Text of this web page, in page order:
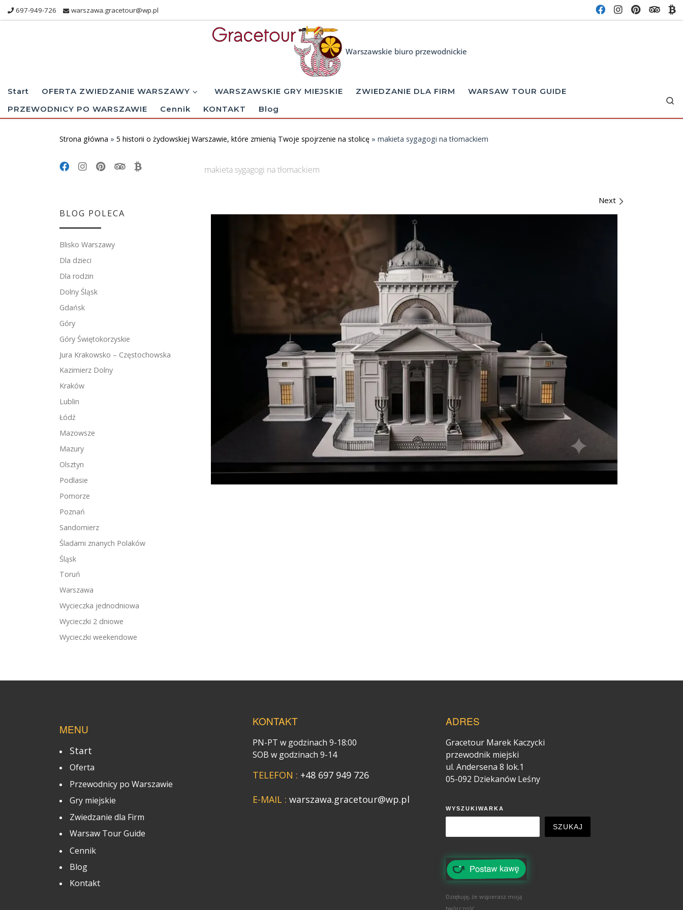
Skip to content
697-949-726 warszawa.gracetour@wp.pl
Warszawskie biuro przewodnickie
Start OFERTA ZWIEDZANIE WARSZAWY WARSZAWSKIE GRY MIEJSKIE ZWIEDZANIE DLA FIRM
WARSAW TOUR GUIDE
PRZEWODNICY PO WARSZAWIE
Cennik KONTAKT Blog
Strona główna » 5 historii o żydowskiej Warszawie, które zmienią Twoje spojrzenie na stolicę » makieta sygagogi na tłomackiem
makieta sygagogi na tłomackiem
Next
BLOG POLECA
Blisko Warszawy
Dla dzieci
Dla rodzin
Dolny Śląsk
Gdańsk
Góry
Góry Świętokorzyskie
Jura Krakowsko – Częstochowska
Kazimierz Dolny
Kraków
Lublin
Łódź
Mazowsze
Mazury
Olsztyn
Podlasie
Pomorze
Poznań
Sandomierz
Śladami znanych Polaków
Śląsk
Toruń
Warszawa
Wycieczka jednodniowa
Wycieczki 2 dniowe
Wycieczki weekendowe
MENU
Start
Oferta
Przewodnicy po Warszawie
Gry miejskie
Zwiedzanie dla Firm
Warsaw Tour Guide
Cennik
Blog
Kontakt
KONTAKT
PN-PT w godzinach 9-18:00
SOB w godzinach 9-14
TELEFON : +48 697 949 726
E-MAIL : warszawa.gracetour@wp.pl
ADRES
Gracetour Marek Kaczycki
przewodnik miejski
ul. Andersena 8 lok.1
05-092 Dziekanów Leśny
WYSZUKIWARKA
SZUKAJ
Dziękuję, że wspierasz moją
twórczość